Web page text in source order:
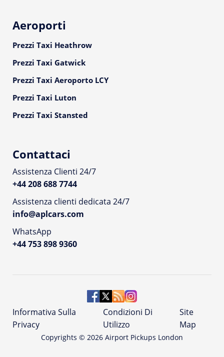
Aeroporti
Prezzi Taxi Heathrow
Prezzi Taxi Gatwick
Prezzi Taxi Aeroporto LCY
Prezzi Taxi Luton
Prezzi Taxi Stansted
Contattaci
Assistenza Clienti 24/7
+44 208 688 7744
Assistenza clienti dedicata 24/7
info@aplcars.com
WhatsApp
+44 753 898 9360
Copyrights © 2026 Airport Pickups London
Informativa Sulla
Privacy
Condizioni Di
Utilizzo
Site
Map